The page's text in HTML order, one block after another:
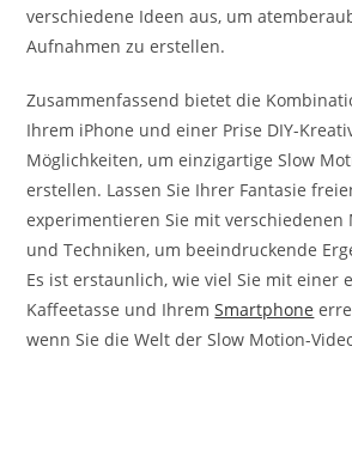
verschiedene Ideen aus, um
Aufnahmen zu erstellen.
Zusammenfassend bietet die
Ihrem iPhone und einer Prise DIY-
Möglichkeiten, um einzigartige Slow
erstellen. Lassen Sie Ihrer Fantasie
experimentieren Sie mit verschiedenen
und Techniken, um beeindruckende
Es ist erstaunlich, wie viel Sie mit einer
Kaffeetasse und IhremSmartphone
wenn Sie die Welt der Slow Motion-